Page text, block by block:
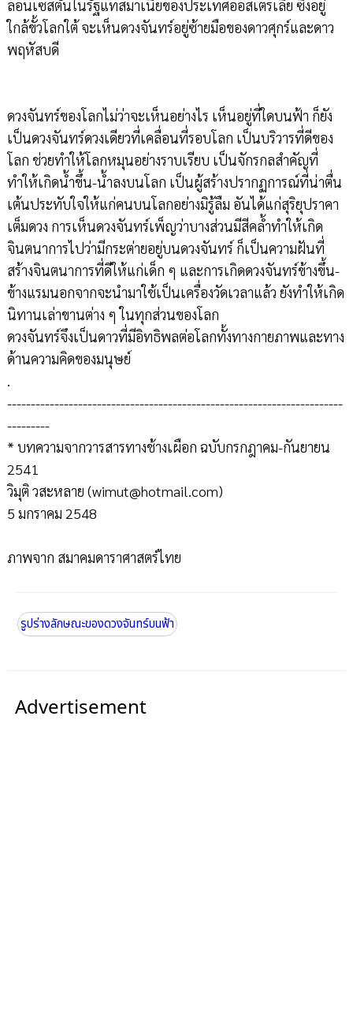
ลอนเซสตันในรัฐแทสมาเนียของประเทศออสเตรเลีย ซึ่งอยู่
ใกล้ขั้วโลกใต้ จะเห็นดวงจันทร์อยู่ซ้ายมือของดาวศุกร์และดาว
พฤหัสบดี
ดวงจันทร์ของโลกไม่ว่าจะเห็นอย่างไร เห็นอยู่ที่ใดบนฟ้า ก็ยัง
เป็นดวงจันทร์ดวงเดียวที่เคลื่อนที่รอบโลก เป็นบริวารที่ดีของ
โลก ช่วยทำให้โลกหมุนอย่างราบเรียบ เป็นจักรกลสำคัญที่
ทำให้เกิดน้ำขึ้น-น้ำลงบนโลก เป็นผู้สร้างปรากฏการณ์ที่น่าตื่น
เต้นประทับใจให้แก่คนบนโลกอย่างมิรู้ลืม อันได้แก่สุริยุปราคา
เต็มดวง การเห็นดวงจันทร์เพ็ญว่าบางส่วนมีสีคล้ำทำให้เกิด
จินตนาการไปว่ามีกระต่ายอยู่บนดวงจันทร์ ก็เป็นความฝันที่
สร้างจินตนาการที่ดีให้แก่เด็ก ๆ และการเกิดดวงจันทร์ข้างขึ้น-
ข้างแรมนอกจากจะนำมาใช้เป็นเครื่องวัดเวลาแล้ว ยังทำให้เกิด
นิทานเล่าขานต่าง ๆ ในทุกส่วนของโลก
ดวงจันทร์จึงเป็นดาวที่มีอิทธิพลต่อโลกทั้งทางกายภาพและทาง
ด้านความคิดของมนุษย์
.
-----------------------------------------------------------------------
---------
* บทความจากวารสารทางช้างเผือก ฉบับกรกฎาคม-กันยายน
2541
วิมุติ วสะหลาย (wimut@hotmail.com)
5 มกราคม 2548
ภาพจาก สมาคมดาราศาสตร์ไทย
รูปร่างลักษณะของดวงจันทร์บนฟ้า
Advertisement